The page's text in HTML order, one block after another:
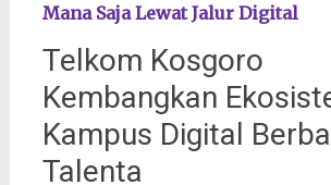
Mana Saja Lewat Jalur Digital
Telkom Kosgoro
Kembangkan
Kampus Digital
Talenta